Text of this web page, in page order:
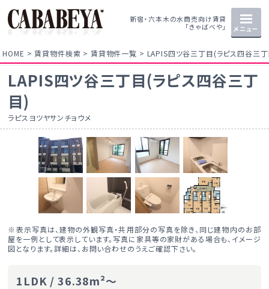
新宿・六本木の水商売向け賃貸
「きゃばべや」
メニュー
HOME 賃貸物件検索 賃貸物件一覧 LAPIS四ツ谷三丁目(ラピス四谷三
LAPIS四ツ谷三丁目(ラピス四谷三丁
目)
ラピスヨツヤサンチョウメ
※表示写真は、建物の外観写真・共用部分の写真を除き、同じ建物内のお部
屋を一例として表示しています。写真に家具等の家財がある場合も、イメージ
図となります。詳細は、お問い合わせのうえご確認下さい。
1LDK / 36.38m²～